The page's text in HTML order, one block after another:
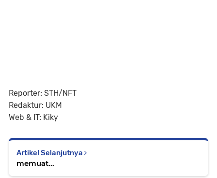
Reporter: STH/NFT
Redaktur: UKM
Web & IT: Kiky
Artikel Selanjutnya
memuat...